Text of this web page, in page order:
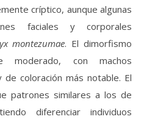
críptico, aunque algunas
faciales y corporales
montezumae. El dimorfismo
moderado, con machos
coloración más notable. El
patrones similares a los de
diferenciar individuos